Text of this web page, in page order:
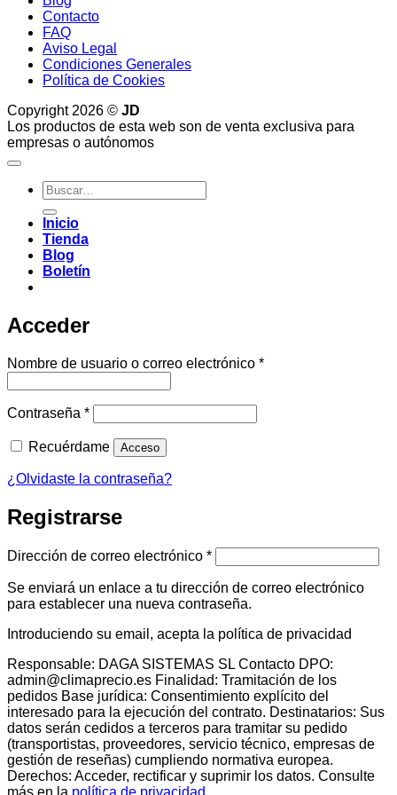
Contacto
FAQ
Aviso Legal
Condiciones Generales
Política de Cookies
Copyright 2026 © JD
Los productos de esta web son de venta exclusiva para
empresas o autónomos
Buscar
por:
Inicio
Tienda
Blog
Boletín
Acceder
Nombre de usuario o correo electrónico *Obligatorio
Contraseña *Obligatorio
Recuérdame Acceso
¿Olvidaste la contraseña?
Registrarse
Dirección de correo electrónico *Obligatorio
Se enviará un enlace a tu dirección de correo electrónico
para establecer una nueva contraseña.
Introduciendo su email, acepta la política de privacidad
Responsable: DAGA SISTEMAS SL Contacto DPO:
admin@climaprecio.es Finalidad: Tramitación de los
pedidos Base jurídica: Consentimiento explícito del
interesado para la ejecución del contrato. Destinatarios: Sus
datos serán cedidos a terceros para tramitar su pedido
(transportistas, proveedores, servicio técnico, empresas de
gestión de reseñas) cumpliendo normativa europea.
Derechos: Acceder, rectificar y suprimir los datos. Consulte
más en la política de privacidad.